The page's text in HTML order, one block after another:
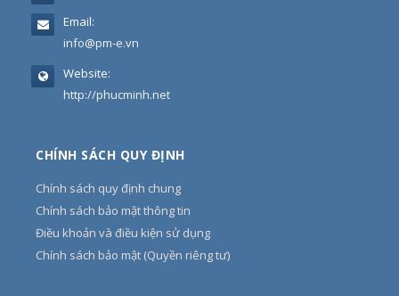
Email:
info@pm-e.vn
Website:
http://phucminh.net
CHÍNH SÁCH QUY ĐỊNH
Chính sách quy định chung
Chính sách bảo mật thông tin
Điều khoản và điều kiện sử dụng
Chính sách bảo mật (Quyền riêng tư)